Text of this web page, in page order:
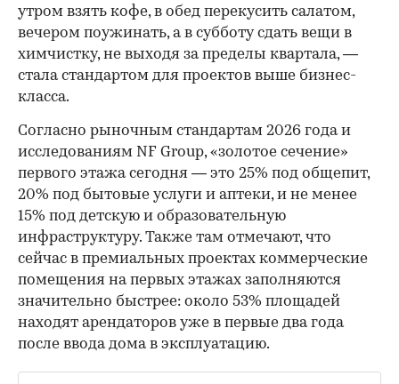
утром взять кофе, в обед перекусить салатом,
вечером поужинать, а в субботу сдать вещи в
химчистку, не выходя за пределы квартала, —
стала стандартом для проектов выше бизнес-
класса.
Согласно рыночным стандартам 2026 года и
исследованиям NF Group, «золотое сечение»
первого этажа сегодня — это 25% под общепит,
20% под бытовые услуги и аптеки, и не менее
15% под детскую и образовательную
инфраструктуру. Также там отмечают, что
сейчас в премиальных проектах коммерческие
помещения на первых этажах заполняются
значительно быстрее: около 53% площадей
находят арендаторов уже в первые два года
после ввода дома в эксплуатацию.